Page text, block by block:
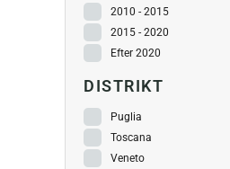
2010 - 2015
2015 - 2020
Efter 2020
DISTRIKT
Puglia
Toscana
Veneto